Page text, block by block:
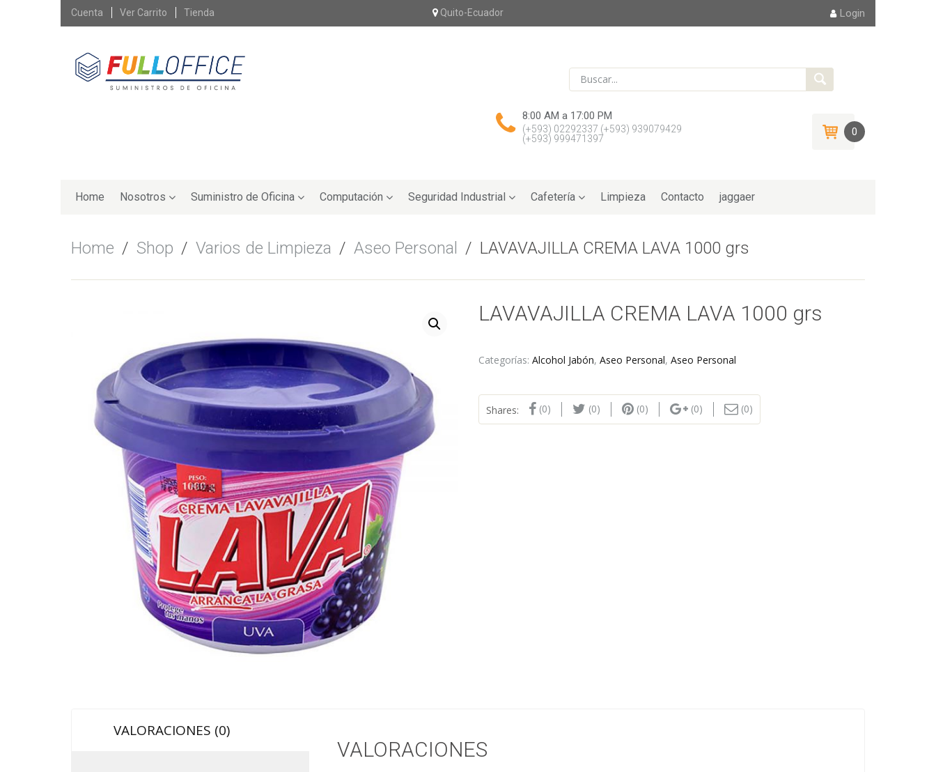
Skip
Cuenta Ver Carrito Tienda Quito-Ecuador Login
8:00 AM a 17:00 PM
(+593) 02292337 (+593) 939079429
(+593) 999471397
0
to
Home Nosotros Suministro de Oficina Computación Seguridad Industrial Cafetería Limpieza Contacto jaggaer
Home / Shop / Varios de Limpieza / Aseo Personal / LAVAVAJILLA CREMA LAVA 1000 grs
LAVAVAJILLA CREMA LAVA 1000 grs
Categorías: Alcohol Jabón, Aseo Personal, Aseo Personal
Shares: (0) (0) (0) (0) (0)
VALORACIONES (0)
VALORACIONES